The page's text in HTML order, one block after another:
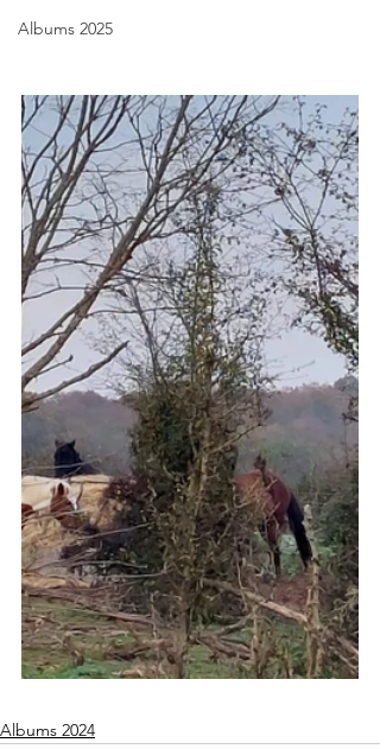
Albums 2025
Albums 2024